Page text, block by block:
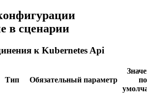
в сценарии
к Kubernetes Api
Тип Обязательный параметр
по